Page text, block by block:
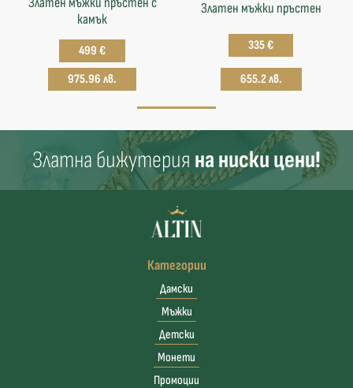
камък
499 €
975.96 лв.
Златен мъжки пръстен
335 €
655.2 лв.
Златна бижутерия на ниски цени!
Категории
Дамски
Мъжки
Детски
Монети
Промоции